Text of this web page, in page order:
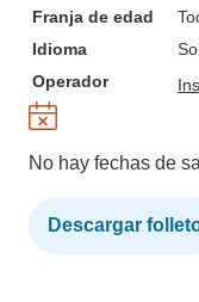
Franja de edad
Idioma
Operador
No hay fechas de
Descargar